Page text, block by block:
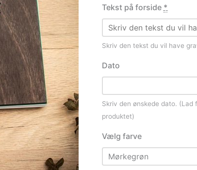
Tekst på forside *
Skriv den tekst du vil have
Dato
Skriv den ønskede dato.
produktet)
Vælg farve